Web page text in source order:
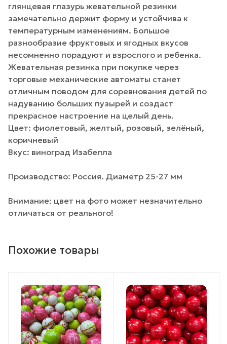
глянцевая глазурь жевательной резинки
замечательно держит форму и устойчива к
температурным изменениям. Большое
разнообразие фруктовых и ягодных вкусов
несомненно порадуют и взрослого и ребенка.
Жевательная резинка при покупке через
торговые механические автоматы станет
отличным поводом для соревнования детей по
надуванию больших пузырей и создаст
прекрасное настроение на целый день.
Цвет: фиолетовый, желтый, розовый, зелёный,
коричневый
Вкус: виноград Изабелла
Производство: Россия. Диаметр 25-27 мм
Внимание: цвет на фото может незначительно
отличаться от реального!
Похожие товары